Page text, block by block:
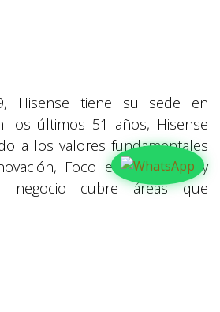
Hisense tiene su sede en
los últimos 51 años, Hisense
a los valores fundamentales
Foco en el Cliente y
negocio cubre áreas que